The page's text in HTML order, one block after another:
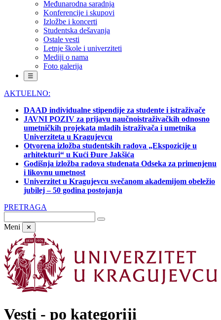
Međunarodna saradnja
Konferencije i skupovi
Izložbe i koncerti
Studentska dešavanja
Ostale vesti
Letnje škole i univerziteti
Mediji o nama
Foto galerija
☰
AKTUELNO:
DAAD individualne stipendije za studente i istraživače
JAVNI POZIV za prijavu naučnoistraživačkih odnosno
umetničkih projekata mladih istraživača i umetnika
Univerziteta u Kragujevcu
Otvorena izložba studentskih radova „Ekspozicije u
arhitekturi“ u Kući Đure Jakšića
Godišnja izložba radova studenata Odseka za primenjenu
i likovnu umetnost
Univerzitet u Kragujevcu svečanom akademijom obeležio
jubilej – 50 godina postojanja
PRETRAGA
Meni ✕
Vesti - po kategoriji